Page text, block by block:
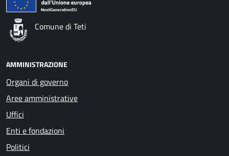
Comune di Teti
AMMINISTRAZIONE
Organi di governo
Aree amministrative
Uffici
Enti e fondazioni
Politici